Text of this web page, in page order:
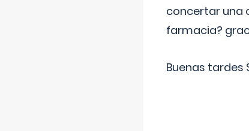
concertar una
farmacia?
Buenas tardes